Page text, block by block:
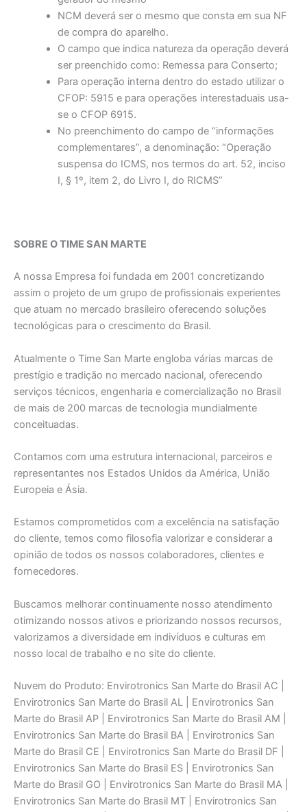
NCM deverá ser o mesmo que consta em sua NF
de compra do aparelho.
O campo que indica natureza da operação deverá
ser preenchido como: Remessa para Conserto;
Para operação interna dentro do estado utilizar o
CFOP: 5915 e para operações interestaduais usa-
se o CFOP 6915.
No preenchimento do campo de “informações
complementares”, a denominação: “Operação
suspensa do ICMS, nos termos do art. 52, inciso
I, § 1º, item 2, do Livro I, do RICMS”
SOBRE O TIME SAN MARTE
A nossa Empresa foi fundada em 2001 concretizando
assim o projeto de um grupo de profissionais experientes
que atuam no mercado brasileiro oferecendo soluções
tecnológicas para o crescimento do Brasil.
Atualmente o Time San Marte engloba várias marcas de
prestígio e tradição no mercado nacional, oferecendo
serviços técnicos, engenharia e comercialização no Brasil
de mais de 200 marcas de tecnologia mundialmente
conceituadas.
Contamos com uma estrutura internacional, parceiros e
representantes nos Estados Unidos da América, União
Europeia e Ásia.
Estamos comprometidos com a excelência na satisfação
do cliente, temos como filosofia valorizar e considerar a
opinião de todos os nossos colaboradores, clientes e
fornecedores.
Buscamos melhorar continuamente nosso atendimento
otimizando nossos ativos e priorizando nossos recursos,
valorizamos a diversidade em indivíduos e culturas em
nosso local de trabalho e no site do cliente.
Nuvem do Produto: Envirotronics San Marte do Brasil AC |
Envirotronics San Marte do Brasil AL | Envirotronics San
Marte do Brasil AP | Envirotronics San Marte do Brasil AM |
Envirotronics San Marte do Brasil BA | Envirotronics San
Marte do Brasil CE | Envirotronics San Marte do Brasil DF |
Envirotronics San Marte do Brasil ES | Envirotronics San
Marte do Brasil GO | Envirotronics San Marte do Brasil MA |
Envirotronics San Marte do Brasil MT | Envirotronics San